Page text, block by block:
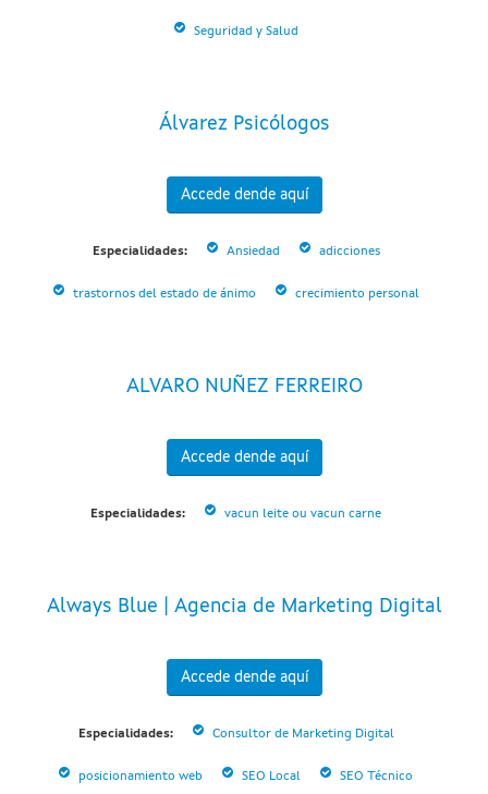
Seguridad y Salud
Álvarez Psicólogos
Accede dende aquí
Especialidades: Ansiedad adicciones
trastornos del estado de ánimo crecimiento personal
ALVARO NUÑEZ FERREIRO
Accede dende aquí
Especialidades: vacun leite ou vacun carne
Always Blue | Agencia de Marketing Digital
Accede dende aquí
Especialidades: Consultor de Marketing Digital
posicionamiento web SEO Local SEO Técnico